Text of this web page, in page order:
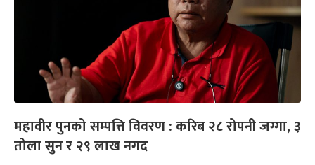
महावीर पुनको सम्पत्ति विवरण : करिब २८ रोपनी जग्गा, ३
तोला सुन र २९ लाख नगद